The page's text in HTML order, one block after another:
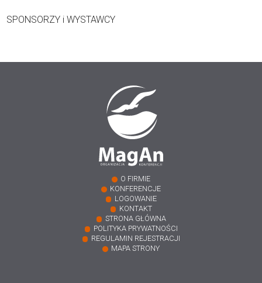
SPONSORZY i WYSTAWCY
O FIRMIE
KONFERENCJE
LOGOWANIE
KONTAKT
STRONA GŁÓWNA
POLITYKA PRYWATNOŚCI
REGULAMIN REJESTRACJI
MAPA STRONY